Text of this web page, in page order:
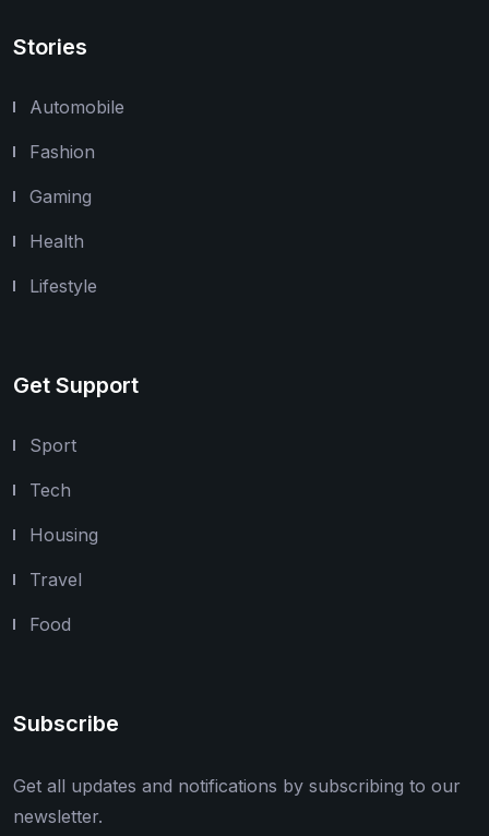
Stories
Automobile
Fashion
Gaming
Health
Lifestyle
Get Support
Sport
Tech
Housing
Travel
Food
Subscribe
Get all updates and notifications by subscribing to our
newsletter.